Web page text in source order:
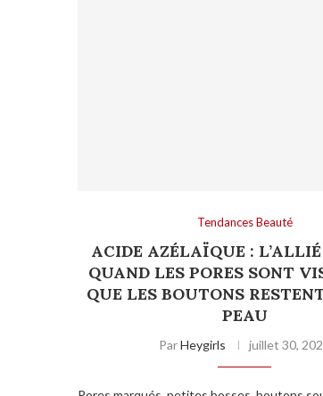
Tendances Beauté
ACIDE AZÉLAÏQUE :
QUAND LES PORES SONT
QUE LES BOUTONS
PEAU
ParHeygirls juillet 30,